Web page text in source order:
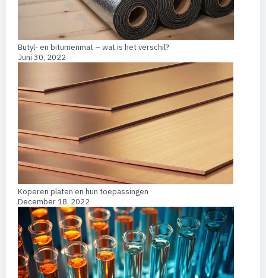
Butyl- en bitumenmat – wat is het verschil?
Juni 30, 2022
Koperen platen en hun toepassingen
December 18, 2022